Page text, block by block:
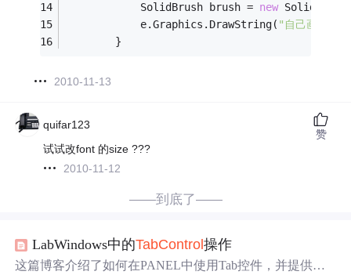
            SolidBrush brush =
new
            e.Graphics.DrawString(
"自己画"
        }
2010-11-13
quifar123
试试改font 的size ???
2010-11-12
赞
——到底了——
LabWindows中的TabControl操作
这篇博客介绍了如何在PANEL中使用Tab控件，并提供了